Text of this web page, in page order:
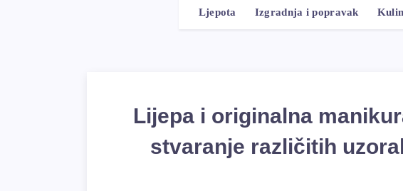
Ljepota Izgradnja i popravak
Lijepa i originalna
stvaranje različitih